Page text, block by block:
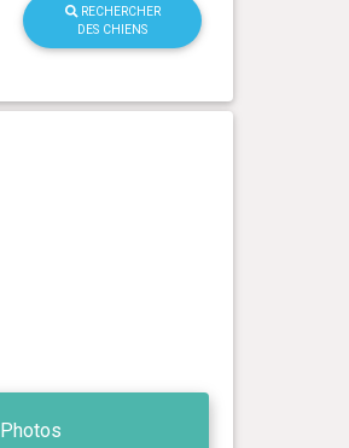
RECHERCHER
DES CHIENS
Photos